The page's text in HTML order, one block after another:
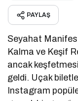
PAYLAŞ
Seyahat
Kalma ve Keşif
ancak
geldi. Uçak
Instagram